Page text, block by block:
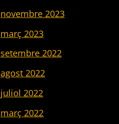
novembre 2023
març 2023
setembre 2022
agost 2022
juliol 2022
març 2022